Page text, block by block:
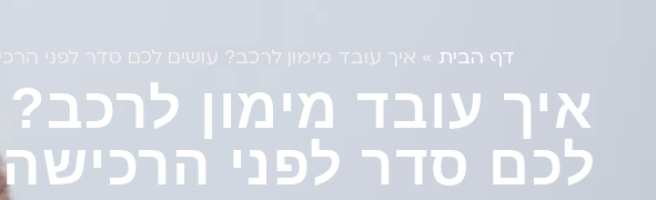
דף הבית » איך עובד מימון לרכב? עושים לכם סדר לפני
איך עובד מימון
לכם סדר לפני